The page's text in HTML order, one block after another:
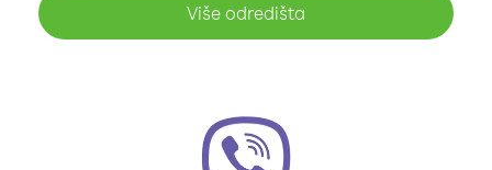
Više odredišta